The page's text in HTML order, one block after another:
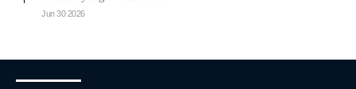
Jun 30 2026